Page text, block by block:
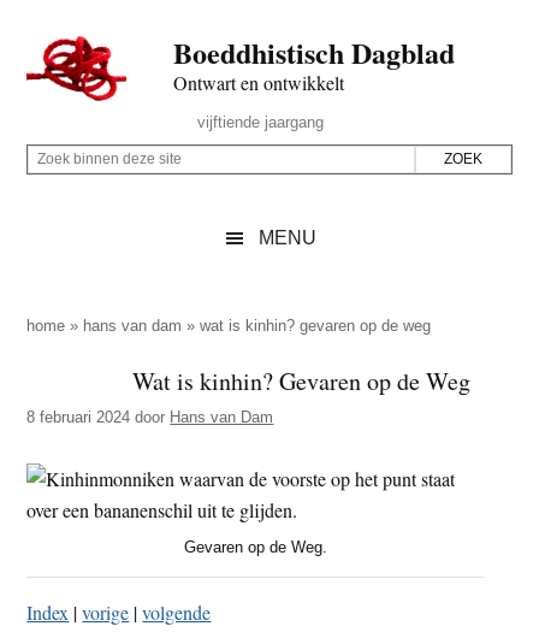
naar
de
inhoud
secondary
naar
de
sidebar
naar
de
Boeddhistisch Dagblad
Ontwart en ontwikkelt
Rechts
vijftiende jaargang
Z
p
z
e
i
e
Z
i
e
d
e
MENU
home » hans van dam »wat is kinhin? gevaren op de weg
Wat is kinhin? Gevaren op de Weg
8 februari 2024 door Hans van Dam
Gevaren op de Weg.
Index |vorige |volgende